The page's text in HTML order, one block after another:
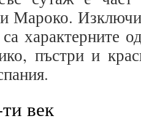
Мароко.
характерните
пъстри и
век